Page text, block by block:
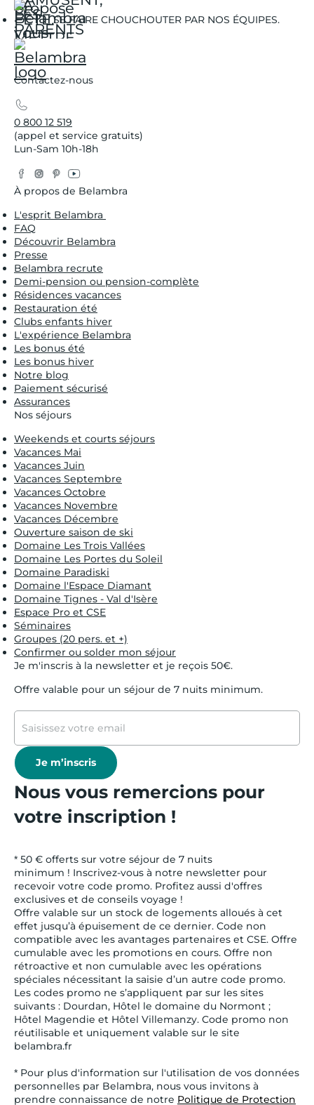
SE FAIRE CHOUCHOUTER PAR NOS ÉQUIPES.
Contactez-nous
0 800 12 519
(appel et service gratuits)
Lun-Sam 10h-18h
Facebook
Instagram
Pinterest
YouTube
À propos de Belambra
L'esprit Belambra
FAQ
Découvrir Belambra
Presse
Belambra recrute
Demi-pension ou pension-complète
Résidences vacances
Restauration été
Clubs enfants hiver
L'expérience Belambra
Les bonus été
Les bonus hiver
Notre blog
Paiement sécurisé
Assurances
Nos séjours
Weekends et courts séjours
Vacances Mai
Vacances Juin
Vacances Septembre
Vacances Octobre
Vacances Novembre
Vacances Décembre
Ouverture saison de ski
Domaine Les Trois Vallées
Domaine Les Portes du Soleil
Domaine Paradiski
Domaine l'Espace Diamant
Domaine Tignes - Val d'Isère
Espace Pro et CSE
Séminaires
Groupes (20 pers. et +)
Confirmer ou solder mon séjour
Je m'inscris à la newsletter et je reçois 50€.
Offre valable pour un séjour de 7 nuits minimum.
Je m’inscris
Nous vous remercions pour
votre inscription !
* 50 € offerts sur votre séjour de 7 nuits
minimum ! Inscrivez-vous à notre newsletter pour
recevoir votre code promo. Profitez aussi d'offres
exclusives et de conseils voyage !
Offre valable sur un stock de logements alloués à cet
effet jusqu’à épuisement de ce dernier. Code non
compatible avec les avantages partenaires et CSE. Offre
cumulable avec les promotions en cours. Offre non
rétroactive et non cumulable avec les opérations
spéciales nécessitant la saisie d’un autre code promo.
Les codes promo ne s’appliquent par sur les sites
suivants : Dourdan, Hôtel le domaine du Normont ;
Hôtel Magendie et Hôtel Villemanzy. Code promo non
réutilisable et uniquement valable sur le site
belambra.fr
* Pour plus d'information sur l'utilisation de vos données
personnelles par Belambra, nous vous invitons à
prendre connaissance de notre Politique de Protection